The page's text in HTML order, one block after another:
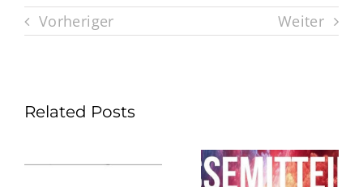
Vorheriger Weiter
Related Posts